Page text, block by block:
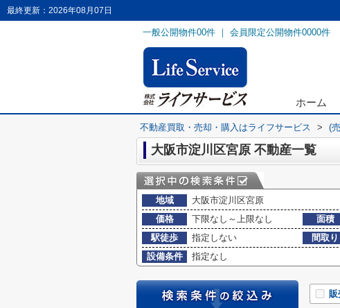
最終更新：2026年08月07日
一般公開物件00件 ｜ 会員限定公開物件0000件
ホーム
不動産買取・売却・購入はライフサービス > (
大阪市淀川区宮原 不動産一覧
地域
大阪市淀川区宮原
価格
下限なし～上限なし 面積
駅徒歩
指定しない 間取り
設備条件
指定なし
販